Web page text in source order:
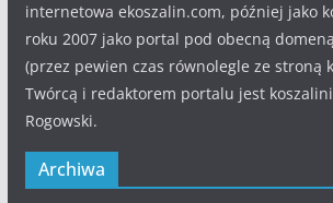
internetowa ekoszalin.com, później jako
roku 2007 jako portal pod obecną
(przez pewien czas równolegle ze stroną
Twórcą i redaktorem portalu jest
Rogowski.
Archiwa